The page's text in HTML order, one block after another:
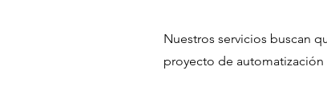
Nuestros servicios buscan
proyecto de automatización